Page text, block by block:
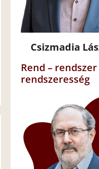
Csizmadia
Rend – rendszer
rendszeresség